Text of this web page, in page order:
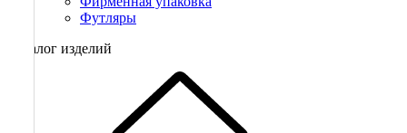
Футляры
Каталог изделий